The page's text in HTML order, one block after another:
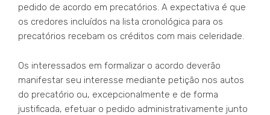
pedido de acordo em precatórios. A expectativa é que
os credores incluídos na lista cronológica para os
precatórios recebam os créditos com mais celeridade.
Os interessados em formalizar o acordo deverão
manifestar seu interesse mediante petição nos autos
do precatório ou, excepcionalmente e de forma
justificada, efetuar o pedido administrativamente junto